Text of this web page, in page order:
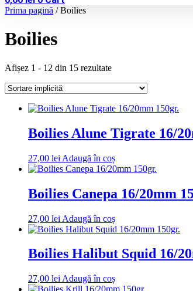
Prima pagină / Boilies
Boilies
Afișez 1 - 12 din 15 rezultate
Boilies Alune Tigrate 16/
27,00 lei Adaugă în coș
Boilies Canepa 16/20mm
27,00 lei Adaugă în coș
Boilies Halibut Squid 16/
27,00 lei Adaugă în coș